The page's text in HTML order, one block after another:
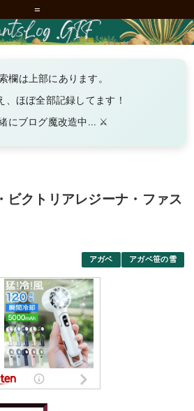
=
欄は上部にあります。
、ほぼ全部記録してます！
にブログ魔改造中... ⚔️
ビクトリアレジーナ・ファス
アガベ アガベ笹の雪